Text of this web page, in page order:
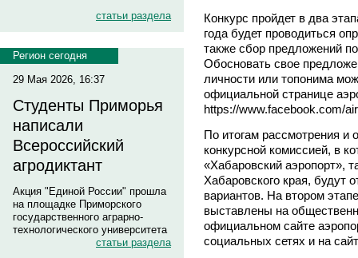
статьи раздела
Регион сегодня
29 Мая 2026, 16:37
Студенты Приморья
написали
Всероссийский
агродиктант
Акция "Единой России" прошла
на площадке Приморского
государственного аграрно-
технологического университета
статьи раздела
Конкурс пройдет в два
года будет проводиться
также сбор предложений
Обосновать свое
личности или топонима
официальной странице
https://www.facebook.com/
По итогам рассмотрения и
конкурсной комиссией, в
«Хабаровский аэропорт»,
Хабаровского края, будут
вариантов. На втором
выставлены на
официальном сайте
социальных сетях и на